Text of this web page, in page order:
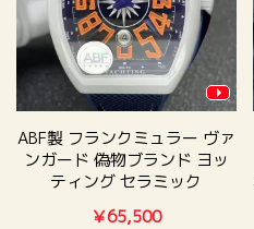
ABF製 フランクミュラー ヴァ
ンガード 偽物ブランド ヨッ
ティング セラミック
V45SCDT RCG
￥65,500